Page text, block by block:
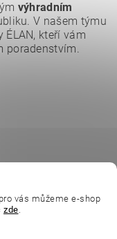
výhradním
V našem týmu
ÉLAN, kteří vám
poradenstvím.
vás můžeme e-shop
zde.